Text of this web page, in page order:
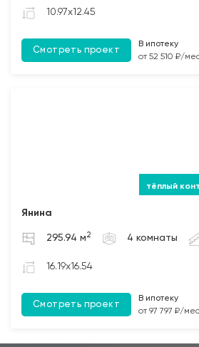
10.97x12.45
Смотреть проект
В ипотеку
от 52 510 ₽/
Янина
295.94 м 2 4 комнаты
16.19x16.54
Смотреть проект
В ипотеку
от 97 797 ₽/